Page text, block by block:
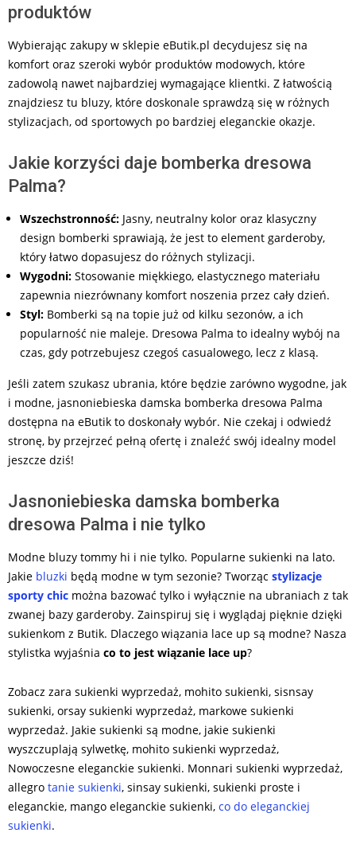
produktów
Wybierając zakupy w sklepie eButik.pl decydujesz się na
komfort oraz szeroki wybór produktów modowych, które
zadowolą nawet najbardziej wymagające klientki. Z łatwością
znajdziesz tu bluzy, które doskonale sprawdzą się w różnych
stylizacjach, od sportowych po bardziej eleganckie okazje.
Jakie korzyści daje bomberka dresowa
Palma?
Wszechstronność: Jasny, neutralny kolor oraz klasyczny
design bomberki sprawiają, że jest to element garderoby,
który łatwo dopasujesz do różnych stylizacji.
Wygodni: Stosowanie miękkiego, elastycznego materiału
zapewnia niezrównany komfort noszenia przez cały dzień.
Styl: Bomberki są na topie już od kilku sezonów, a ich
popularność nie maleje. Dresowa Palma to idealny wybój na
czas, gdy potrzebujesz czegoś casualowego, lecz z klasą.
Jeśli zatem szukasz ubrania, które będzie zarówno wygodne, jak
i modne, jasnoniebieska damska bomberka dresowa Palma
dostępna na eButik to doskonały wybór. Nie czekaj i odwiedź
stronę, by przejrzeć pełną ofertę i znaleźć swój idealny model
jeszcze dziś!
Jasnoniebieska damska bomberka
dresowa Palma i nie tylko
Modne bluzy tommy hi i nie tylko. Popularne sukienki na lato.
Jakie bluzki będą modne w tym sezonie? Tworząc stylizacje
sporty chic można bazować tylko i wyłącznie na ubraniach z tak
zwanej bazy garderoby. Zainspiruj się i wyglądaj pięknie dzięki
sukienkom z Butik. Dlaczego wiązania lace up są modne? Nasza
stylistka wyjaśnia co to jest wiązanie lace up?
Zobacz zara sukienki wyprzedaż, mohito sukienki, sisnsay
sukienki, orsay sukienki wyprzedaż, markowe sukienki
wyprzedaż. Jakie sukienki są modne, jakie sukienki
wyszczuplają sylwetkę, mohito sukienki wyprzedaż,
Nowoczesne eleganckie sukienki. Monnari sukienki wyprzedaż,
allegro tanie sukienki, sinsay sukienki, sukienki proste i
eleganckie, mango eleganckie sukienki, co do eleganckiej
sukienki.